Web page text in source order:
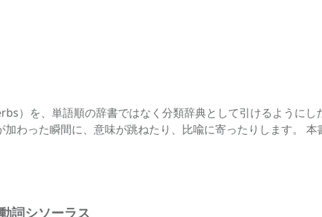
）を、単語順の辞書ではなく分類辞典として引けるように
わった瞬間に、意味が跳ねたり、比喩に寄ったりします。
詞シソーラス